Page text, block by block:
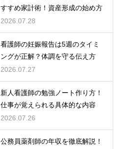
すすめ家計術！資産形成の始め方
2026.07.28
看護師の妊娠報告は5週のタイミ
ングが正解？体調を守る伝え方
2026.07.27
新人看護師の勉強ノート作り方！
仕事が覚えられる具体的な内容
2026.07.26
公務員薬剤師の年収を徹底解説！